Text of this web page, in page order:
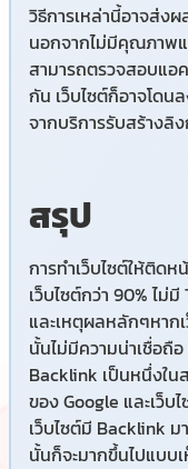
วิธีการเหล่านี้อาจส่ง
นอกจากไม่มีคุณภาพแ
สามารถตรวจสอบแอ
กัน เว็บไซต์ก็อาจโดน
จากบริการรับสร้างลิ
สรุป
การทำเว็บไซต์ให้ติด
เว็บไซต์กว่า 90% ไม่
และเหตุผลหลักๆหาก
นั้นไม่มีความน่าเชื่อถื
Backlink เป็นหนึ่งใ
ของ Google และเว็บ
เว็บไซต์มี Backlink ม
นั้นก็จะมากขึ้นไปแบบ